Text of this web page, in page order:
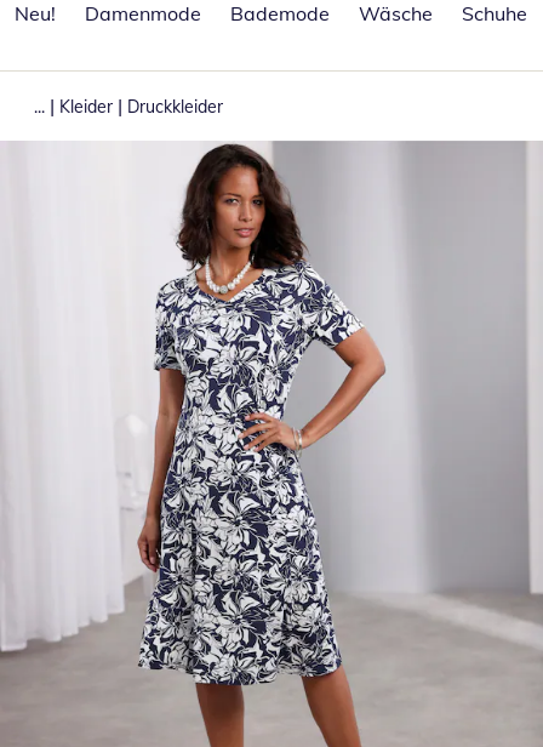
Neu!
Damenmode Bademode Wäsche Schuhe
... | Kleider | Druckkleider